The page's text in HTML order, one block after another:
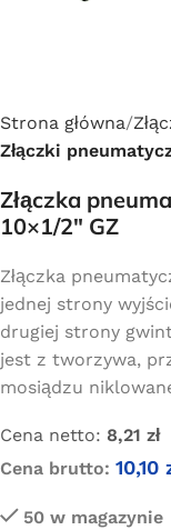
Strona główna
Złączki
Złączka
10×1/2″ GZ
Złączka
jednej strony
drugiej strony
jest z tworzywa,
mosiądzu
Cena netto: 8,21 zł
Cena brutto: 10,10
50 w magazynie